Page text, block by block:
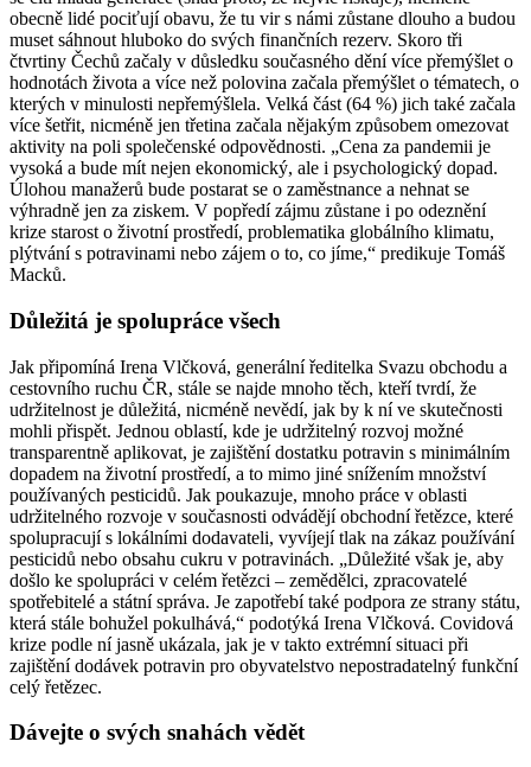
obecně lidé pociťují obavu, že tu vir s námi zůstane dlouho a budou
muset sáhnout hluboko do svých finančních rezerv. Skoro tři
čtvrtiny Čechů začaly v důsledku současného dění více přemýšlet o
hodnotách života a více než polovina začala přemýšlet o tématech, o
kterých v minulosti nepřemýšlela. Velká část (64 %) jich také začala
více šetřit, nicméně jen třetina začala nějakým způsobem omezovat
aktivity na poli společenské odpovědnosti. „Cena za pandemii je
vysoká a bude mít nejen ekonomický, ale i psychologický dopad.
Úlohou manažerů bude postarat se o zaměstnance a nehnat se
výhradně jen za ziskem. V popředí zájmu zůstane i po odeznění
krize starost o životní prostředí, problematika globálního klimatu,
plýtvání s potravinami nebo zájem o to, co jíme,“ predikuje Tomáš
Macků.
Důležitá je spolupráce všech
Jak připomíná Irena Vlčková, generální ředitelka Svazu obchodu a
cestovního ruchu ČR, stále se najde mnoho těch, kteří tvrdí, že
udržitelnost je důležitá, nicméně nevědí, jak by k ní ve skutečnosti
mohli přispět. Jednou oblastí, kde je udržitelný rozvoj možné
transparentně aplikovat, je zajištění dostatku potravin s minimálním
dopadem na životní prostředí, a to mimo jiné snížením množství
používaných pesticidů. Jak poukazuje, mnoho práce v oblasti
udržitelného rozvoje v současnosti odvádějí obchodní řetězce, které
spolupracují s lokálními dodavateli, vyvíjejí tlak na zákaz používání
pesticidů nebo obsahu cukru v potravinách. „Důležité však je, aby
došlo ke spolupráci v celém řetězci – zemědělci, zpracovatelé
spotřebitelé a státní správa. Je zapotřebí také podpora ze strany státu,
která stále bohužel pokulhává,“ podotýká Irena Vlčková. Covidová
krize podle ní jasně ukázala, jak je v takto extrémní situaci při
zajištění dodávek potravin pro obyvatelstvo nepostradatelný funkční
celý řetězec.
Dávejte o svých snahách vědět